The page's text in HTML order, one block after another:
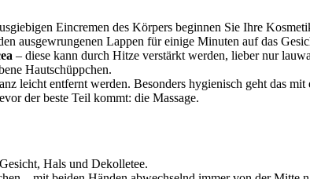
Eincremen des Körpers beginnen Sie Ihre
ausgewrungenen Lappen für einige Minuten auf das
– diese kann durch Hitze verstärkt werden, lieber nur
Hautschüppchen.
leicht entfernt werden. Besonders hygienisch geht das
der beste Teil kommt: die Massage.
Hals und Dekolletee.